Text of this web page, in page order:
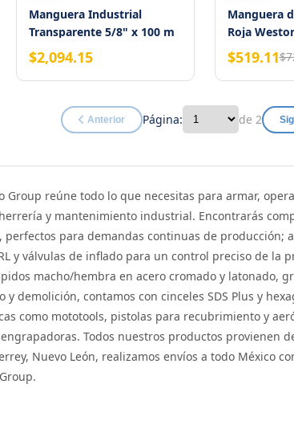
Manguera Industrial
Transparente 5/8" x 100 m
$2,094.15
Manguera
Roja
con
$519.11
Anterior Página: de 2
Group reúne todo lo que necesitas para armar,
y mantenimiento industrial. Encontrarás
para demandas continuas de producción;
y válvulas de inflado para un control preciso de la
macho/hembra en acero cromado y latonado,
demolición, contamos con cinceles SDS Plus y
como mototools, pistolas para recubrimiento y
Todos nuestros productos provienen
Nuevo León, realizamos envíos a todo México